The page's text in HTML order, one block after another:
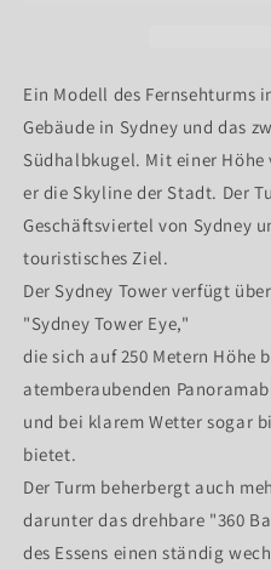
Sydney
Sydney
Ein Modell des Fernsehturms
Gebäude in Sydney und das
Südhalbkugel. Mit einer
er die Skyline der Stadt. Der
Geschäftsviertel von Sydney
touristisches Ziel.
Der Sydney Tower verfügt
"Sydney Tower Eye,"
die sich auf 250 Metern Höhe
atemberaubenden
und bei klarem Wetter sogar
bietet.
Der Turm beherbergt auch
darunter das drehbare "360
des Essens einen ständig